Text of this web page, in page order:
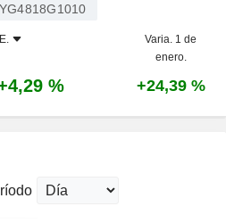
Varia. 1 de
enero.
% +24,39 %